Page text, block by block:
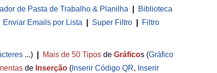
de Pasta de Trabalho & Planilha
Biblioteca
Enviar Emails por Lista
Super Filtro Filtro
...) Mais de 50 Tipos de Gráficos (Gráfico
de Inserção ( Inserir Código QR, Inserir